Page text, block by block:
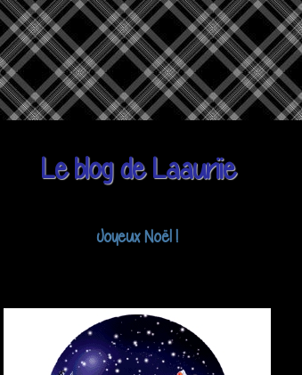
Le blog de Laauriie
Joyeux Noël !